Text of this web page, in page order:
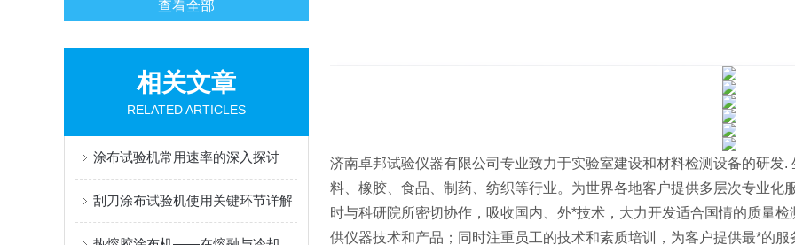
查看全部
相关文章
RELATED ARTICLES
涂布试验机常用速率的深入探讨
刮刀涂布试验机使用关键环节详解
济南卓邦试验仪器有限公司专业致力于实验室建设和材料检测设备的研发
料、橡胶、食品、制药、纺织等行业。为世界各地客户提供多层次专业化
时与科研院所密切协作，吸收国内、外*技术，大力开发适合国情的质量
供仪器技术和产品；同时注重员工的技术和素质培训，为客户提供最*的